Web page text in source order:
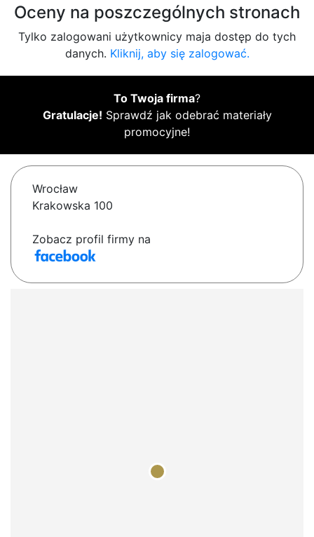
Oceny na poszczególnych stronach
Tylko zalogowani użytkownicy maja dostęp do tych
danych. Kliknij, aby się zalogować.
To Twoja firma?
Gratulacje! Sprawdź jak odebrać materiały
promocyjne!
Wrocław
Krakowska 100
Zobacz profil firmy na